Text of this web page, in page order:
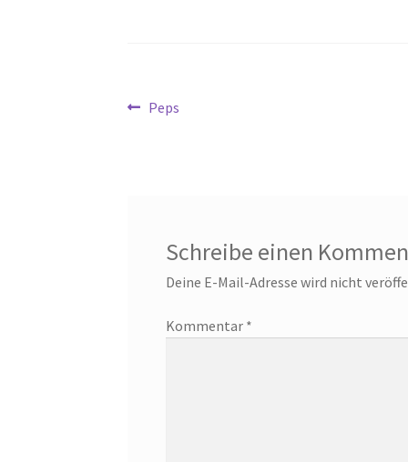
Beitragsnavigation
Vorheriger
Peps
Schreibe einen
Deine E-Mail-Adresse wird nicht
Kommentar *